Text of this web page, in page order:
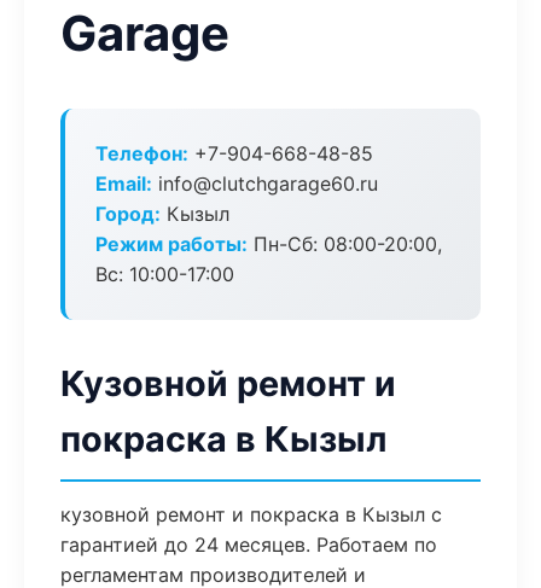
Garage
Телефон: +7-904-668-48-85
Email: info@clutchgarage60.ru
Город: Кызыл
Режим работы: Пн-Сб: 08:00-20:00,
Вс: 10:00-17:00
Кузовной ремонт и
покраска в Кызыл
кузовной ремонт и покраска в Кызыл с
гарантией до 24 месяцев. Работаем по
регламентам производителей и